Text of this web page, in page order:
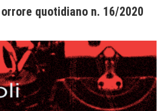
quotidiano n. 16/2020